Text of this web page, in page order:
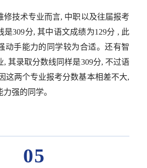
修技术专业而言, 中职以及往届报考
是309分, 其中语文成绩为129分 , 此
动手能力的同学较为合适。还有智
, 其录取分数线同样是309分, 不过语
这两个专业报考分数基本相差不大,
强的同学。
05